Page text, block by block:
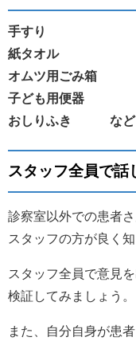
手すり
紙タオル
オムツ用ごみ箱
子ども用便器
おしりふき など
スタッフ全員で話
診察室以外での患者
スタッフの方が良く知
スタッフ全員で意見を
検証してみましょう。
また、自分自身が患